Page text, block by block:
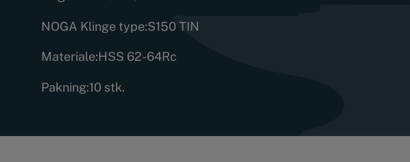
NOGA Klinge type:S150 TIN
Materiale:HSS 62-64Rc
Pakning:10 stk.